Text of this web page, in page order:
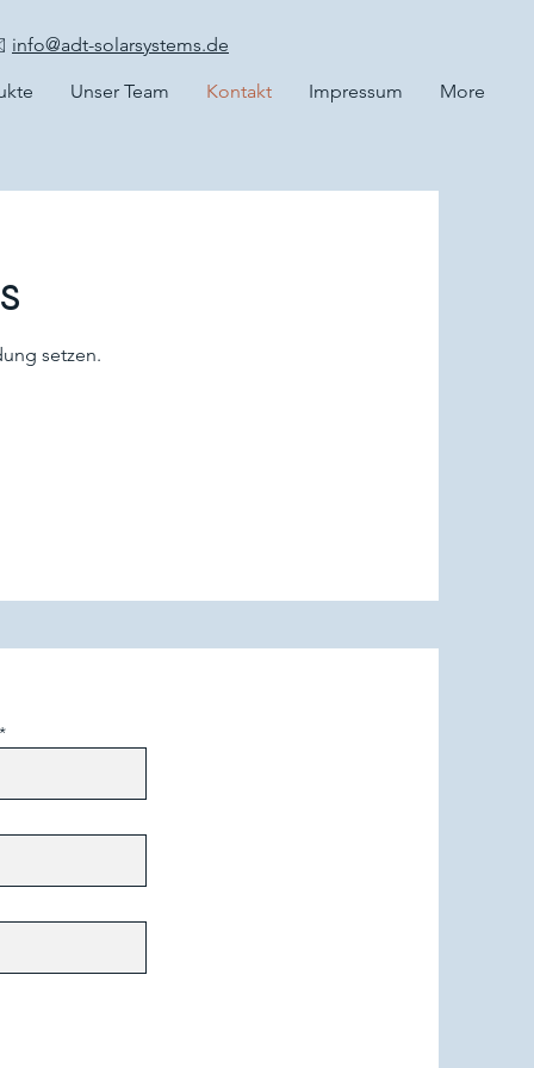
info@adt-solarsystems.de
Unser Team Kontakt Impressum More
setzen.